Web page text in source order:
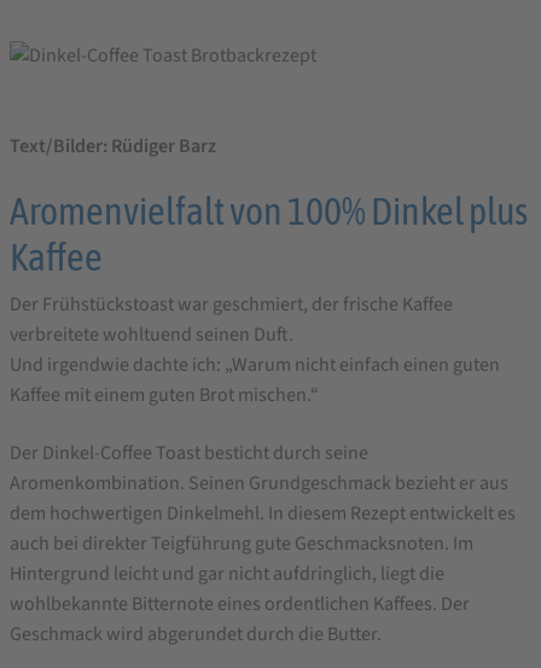
Text/Bilder: Rüdiger Barz
Aromenvielfalt von 100% Dinkel plus
Kaffee
Der Frühstückstoast war geschmiert, der frische Kaffee
verbreitete wohltuend seinen Duft.
Und irgendwie dachte ich: „Warum nicht einfach einen guten
Kaffee mit einem guten Brot mischen.“
Der Dinkel-Coffee Toast besticht durch seine
Aromenkombination. Seinen Grundgeschmack bezieht er aus
dem hochwertigen Dinkelmehl. In diesem Rezept entwickelt es
auch bei direkter Teigführung gute Geschmacksnoten. Im
Hintergrund leicht und gar nicht aufdringlich, liegt die
wohlbekannte Bitternote eines ordentlichen Kaffees. Der
Geschmack wird abgerundet durch die Butter.